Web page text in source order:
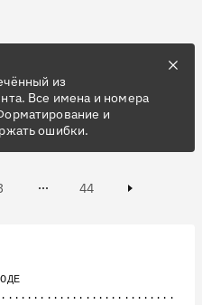
из
Все имена и номера
и
ошибки.
Page Page
44